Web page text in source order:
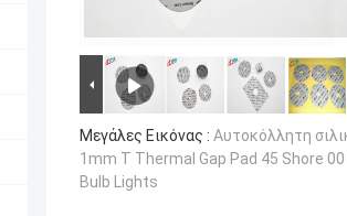
Μεγάλες Εικόνας : Αυτοκόλλητη
1mm T Thermal Gap Pad 45 Shore 00
Bulb Lights